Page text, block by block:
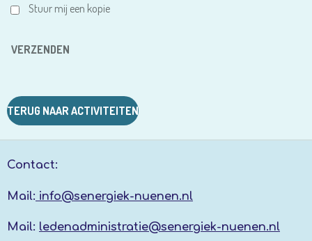
Stuur mij een kopie
VERZENDEN
TERUG NAAR ACTIVITEITEN
Contact:
Mail: info@senergiek-nuenen.nl
Mail: ledenadministratie@senergiek-nuenen.nl